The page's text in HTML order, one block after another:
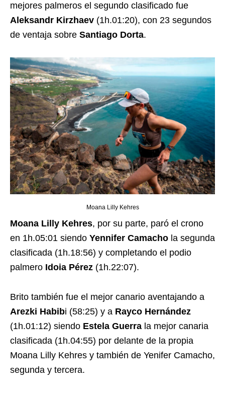
mejores palmeros el segundo clasificado fue
Aleksandr Kirzhaev (1h.01:20), con 23 segundos
de ventaja sobre Santiago Dorta.
Moana Lilly Kehres
Moana Lilly Kehres, por su parte, paró el crono
en 1h.05:01 siendo Yennifer Camacho la segunda
clasificada (1h.18:56) y completando el podio
palmero Idoia Pérez (1h.22:07).
Brito también fue el mejor canario aventajando a
Arezki Habibi (58:25) y a Rayco Hernández
(1h.01:12) siendo Estela Guerra la mejor canaria
clasificada (1h.04:55) por delante de la propia
Moana Lilly Kehres y también de Yenifer Camacho,
segunda y tercera.